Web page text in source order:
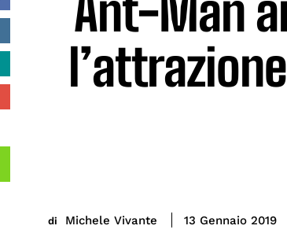
Ant-Man
di Michele Vivante 13 Gennaio 2019